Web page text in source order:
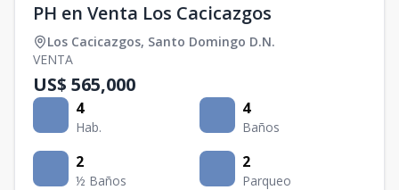
PH en Venta Los Cacicazgos
Los Cacicazgos, Santo Domingo D.N.
VENTA
US$ 565,000
4
Hab.
4
Baños
2
½ Baños
2
Parqueo